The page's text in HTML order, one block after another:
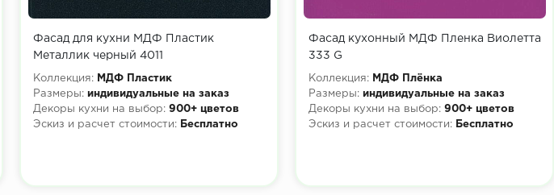
Фасад для кухни МДФ Пластик
Металлик черный 4011
Коллекция:
МДФ Пластик
Размеры: индивидуальные на заказ
Декоры кухни на выбор: 900+ цветов
Эскиз и расчет стоимости:
Бесплатно
Фасад кухонный МДФ Пленка Виолетта
333 G
Коллекция:
МДФ Плёнка
Размеры: индивидуальные на заказ
Декоры кухни на выбор: 900+ цветов
Эскиз и расчет стоимости:
Бесплатно